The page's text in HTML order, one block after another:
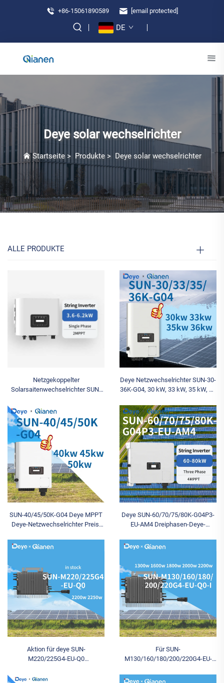
+86-15061890589 [email protected]
DE
Deye solar wechselrichter
Startseite> Produkte> Deye solar wechselrichter
ALLE PRODUKTE
Netzgekoppelter
Solarsaitenwechselrichter SUN-
kW, einphasig, IP65,
Wirkungsgrad 97,6 %, Ausgang
220/230 V
Deye Netzwechselrichter SUN-30-
36K-G04, 30 kW, 33 kW, 35 kW, 36
Deye-Saitenwechselrichter mit 2
MPPT
SUN-40/45/50K-G04 Deye MPPT
Deye-Netzwechselrichter Preis:
Netzgekoppelter
Deye SUN-60/70/75/80K-G04P3-
EU-AM4 Dreiphasen-Deye-
Ausgang, hoher Wirkungsgrad von
Aktion für deye SUN-
M220/225G4-EU-Q0
Mikrowechselrichter Onduleur
Für SUN-
M130/160/180/200/220G4-EU-
Mikrowechselrichter 1300W